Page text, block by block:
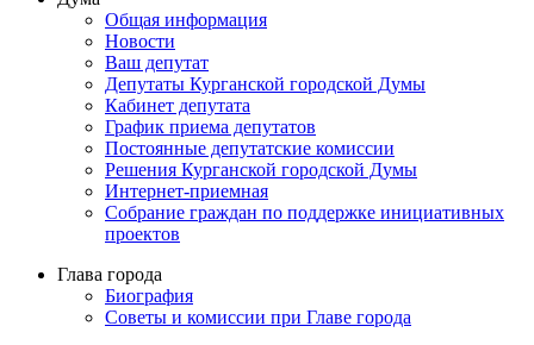
Общая информация
Новости
Ваш депутат
Депутаты Курганской городской Думы
Кабинет депутата
График приема депутатов
Постоянные депутатские комиссии
Решения Курганской городской Думы
Интернет-приемная
Собрание граждан по поддержке инициативных
проектов
Глава города
Биография
Советы и комиссии при Главе города